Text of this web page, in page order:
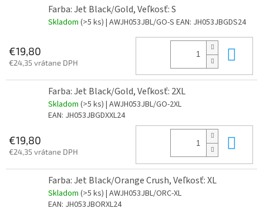
Farba: Jet Black/Gold, Veľkosť: S
Skladom (>5 ks) | AWJH053JBL/GO-S EAN: JH053JBGDS24
€19,80
€24,35 vrátane DPH
Farba: Jet Black/Gold, Veľkosť: 2XL
Skladom (>5 ks) | AWJH053JBL/GO-2XL
EAN: JH053JBGDXXL24
€19,80
€24,35 vrátane DPH
Farba: Jet Black/Orange Crush, Veľkosť: XL
Skladom (>5 ks) | AWJH053JBL/ORC-XL
EAN: JH053JBORXL24